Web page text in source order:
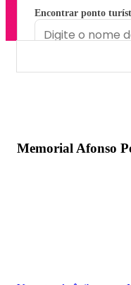
Encontrar ponto
Memorial Afonso